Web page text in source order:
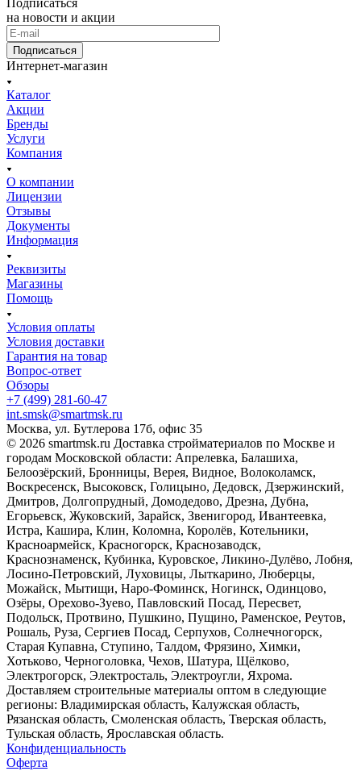
Подписаться
на новости и акции
Подписаться
Интернет-магазин
Каталог
Акции
Бренды
Услуги
Компания
О компании
Лицензии
Отзывы
Документы
Информация
Реквизиты
Магазины
Помощь
Условия оплаты
Условия доставки
Гарантия на товар
Вопрос-ответ
Обзоры
+7 (499) 281-60-47
int.smsk@smartmsk.ru
Москва, ул. Бутлерова 17б, офис 35
© 2026 smartmsk.ru Доставка стройматериалов по Москве и
городам Московской области: Апрелевка, Балашиха,
Белоозёрский, Бронницы, Верея, Видное, Волоколамск,
Воскресенск, Высоковск, Голицыно, Дедовск, Дзержинский,
Дмитров, Долгопрудный, Домодедово, Дрезна, Дубна,
Егорьевск, Жуковский, Зарайск, Звенигород, Ивантеевка,
Истра, Кашира, Клин, Коломна, Королёв, Котельники,
Красноармейск, Красногорск, Краснозаводск,
Краснознаменск, Кубинка, Куровское, Ликино-Дулёво, Лобня,
Лосино-Петровский, Луховицы, Лыткарино, Люберцы,
Можайск, Мытищи, Наро-Фоминск, Ногинск, Одинцово,
Озёры, Орехово-Зуево, Павловский Посад, Пересвет,
Подольск, Протвино, Пушкино, Пущино, Раменское, Реутов,
Рошаль, Руза, Сергиев Посад, Серпухов, Солнечногорск,
Старая Купавна, Ступино, Талдом, Фрязино, Химки,
Хотьково, Черноголовка, Чехов, Шатура, Щёлково,
Электрогорск, Электросталь, Электроугли, Яхрома.
Доставляем строительные материалы оптом в следующие
регионы: Владимирская область, Калужская область,
Рязанская область, Смоленская область, Тверская область,
Тульская область, Ярославская область.
Конфиденциальность
Оферта